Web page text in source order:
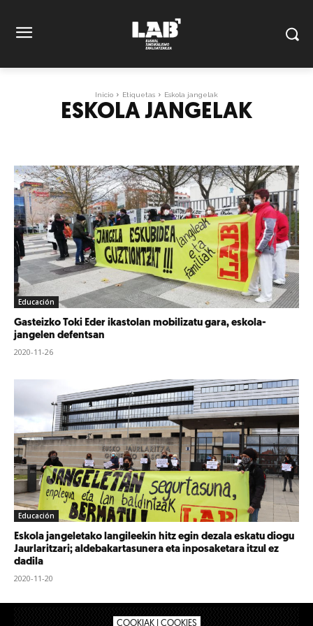
Inicio Etiquetas Eskola jangelak
ESKOLA JANGELAK
Educación
Gasteizko Toki Eder ikastolan mobilizatu gara, eskola-
jangelen defentsan
2020-11-26
Educación
Eskola jangeletako langileekin hitz egin dezala eskatu diogu
Jaurlaritzari; aldebakartasunera eta inposaketara itzul ez
dadila
2020-11-20
COOKIAK | COOKIES